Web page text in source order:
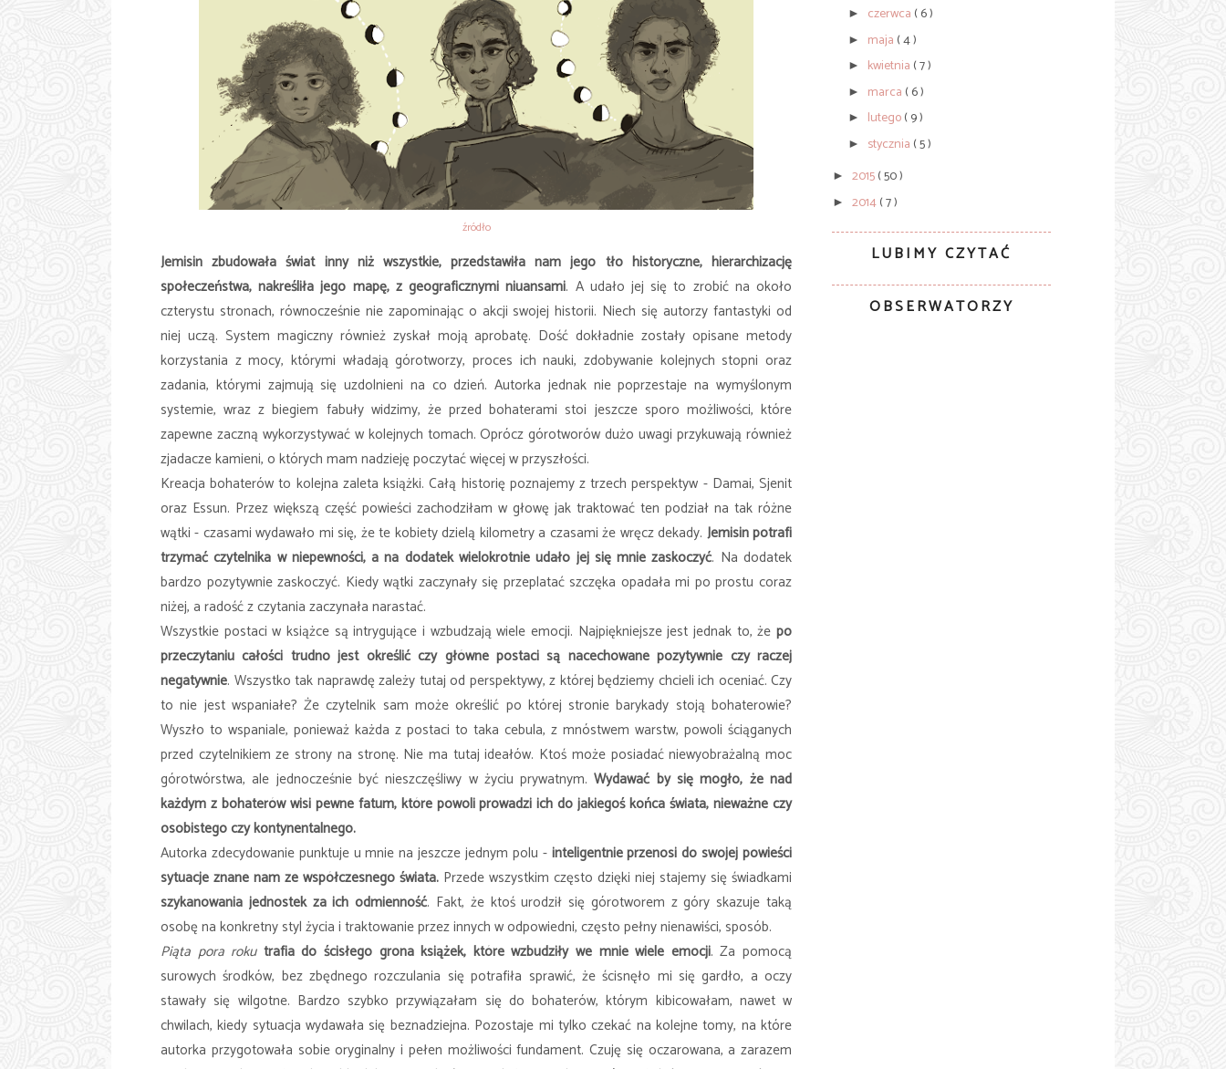
źródło
Jemisin zbudowała świat inny niż wszystkie, przedstawiła nam jego tło historyczne, hierarchizację
społeczeństwa, nakreśliła jego mapę, z geograficznymi niuansami. A udało jej się to zrobić na około
czterystu stronach, równocześnie nie zapominając o akcji swojej historii. Niech się autorzy fantastyki od
niej uczą. System magiczny również zyskał moją aprobatę. Dość dokładnie zostały opisane metody
korzystania z mocy, którymi władają górotworzy, proces ich nauki, zdobywanie kolejnych stopni oraz
zadania, którymi zajmują się uzdolnieni na co dzień. Autorka jednak nie poprzestaje na wymyślonym
systemie, wraz z biegiem fabuły widzimy, że przed bohaterami stoi jeszcze sporo możliwości, które
zapewne zaczną wykorzystywać w kolejnych tomach. Oprócz górotworów dużo uwagi przykuwają również
zjadacze kamieni, o których mam nadzieję poczytać więcej w przyszłości.
Kreacja bohaterów to kolejna zaleta książki. Całą historię poznajemy z trzech perspektyw - Damai, Sjenit
oraz Essun. Przez większą część powieści zachodziłam w głowę jak traktować ten podział na tak różne
wątki - czasami wydawało mi się, że te kobiety dzielą kilometry a czasami że wręcz dekady. Jemisin potrafi
trzymać czytelnika w niepewności, a na dodatek wielokrotnie udało jej się mnie zaskoczyć. Na dodatek
bardzo pozytywnie zaskoczyć. Kiedy wątki zaczynały się przeplatać szczęka opadała mi po prostu coraz
niżej, a radość z czytania zaczynała narastać.
Wszystkie postaci w książce są intrygujące i wzbudzają wiele emocji. Najpiękniejsze jest jednak to, że po
przeczytaniu całości trudno jest określić czy główne postaci są nacechowane pozytywnie czy raczej
negatywnie. Wszystko tak naprawdę zależy tutaj od perspektywy, z której będziemy chcieli ich oceniać. Czy
to nie jest wspaniałe? Że czytelnik sam może określić po której stronie barykady stoją bohaterowie?
Wyszło to wspaniale, ponieważ każda z postaci to taka cebula, z mnóstwem warstw, powoli ściąganych
przed czytelnikiem ze strony na stronę. Nie ma tutaj ideałów. Ktoś może posiadać niewyobrażalną moc
górotwórstwa, ale jednocześnie być nieszczęśliwy w życiu prywatnym.Wydawać by się mogło, że nad
każdym z bohaterów wisi pewne fatum, które powoli prowadzi ich do jakiegoś końca świata, nieważne czy
osobistego czy kontynentalnego.
Autorka zdecydowanie punktuje u mnie na jeszcze jednym polu - inteligentnie przenosi do swojej powieści
sytuacje znane nam ze współczesnego świata. Przede wszystkim często dzięki niej stajemy się świadkami
szykanowania jednostek za ich odmienność. Fakt, że ktoś urodził się górotworem z góry skazuje taką
osobę na konkretny styl życia i traktowanie przez innych w odpowiedni, często pełny nienawiści, sposób.
Piąta pora roku trafia do ścisłego grona książek, które wzbudziły we mnie wiele emocji. Za pomocą
surowych środków, bez zbędnego rozczulania się potrafiła sprawić, że ścisnęło mi się gardło, a oczy
stawały się wilgotne. Bardzo szybko przywiązałam się do bohaterów, którym kibicowałam, nawet w
chwilach, kiedy sytuacja wydawała się beznadziejna. Pozostaje mi tylko czekać na kolejne tomy, na które
autorka przygotowała sobie oryginalny i pełen możliwości fundament. Czuję się oczarowana, a zarazem
► czerwca ( 6 )
► maja ( 4 )
► kwietnia ( 7 )
► marca ( 6 )
► lutego( 9 )
► stycznia ( 5 )
► 2015( 50 )
► 2014( 7 )
LUBIMY CZYTAĆ
OBSERWATORZY